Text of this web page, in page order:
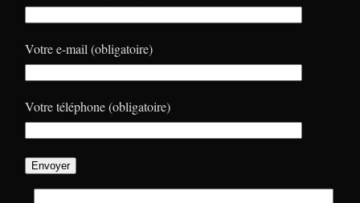
Votre e-mail (obligatoire)
Votre téléphone (obligatoire)